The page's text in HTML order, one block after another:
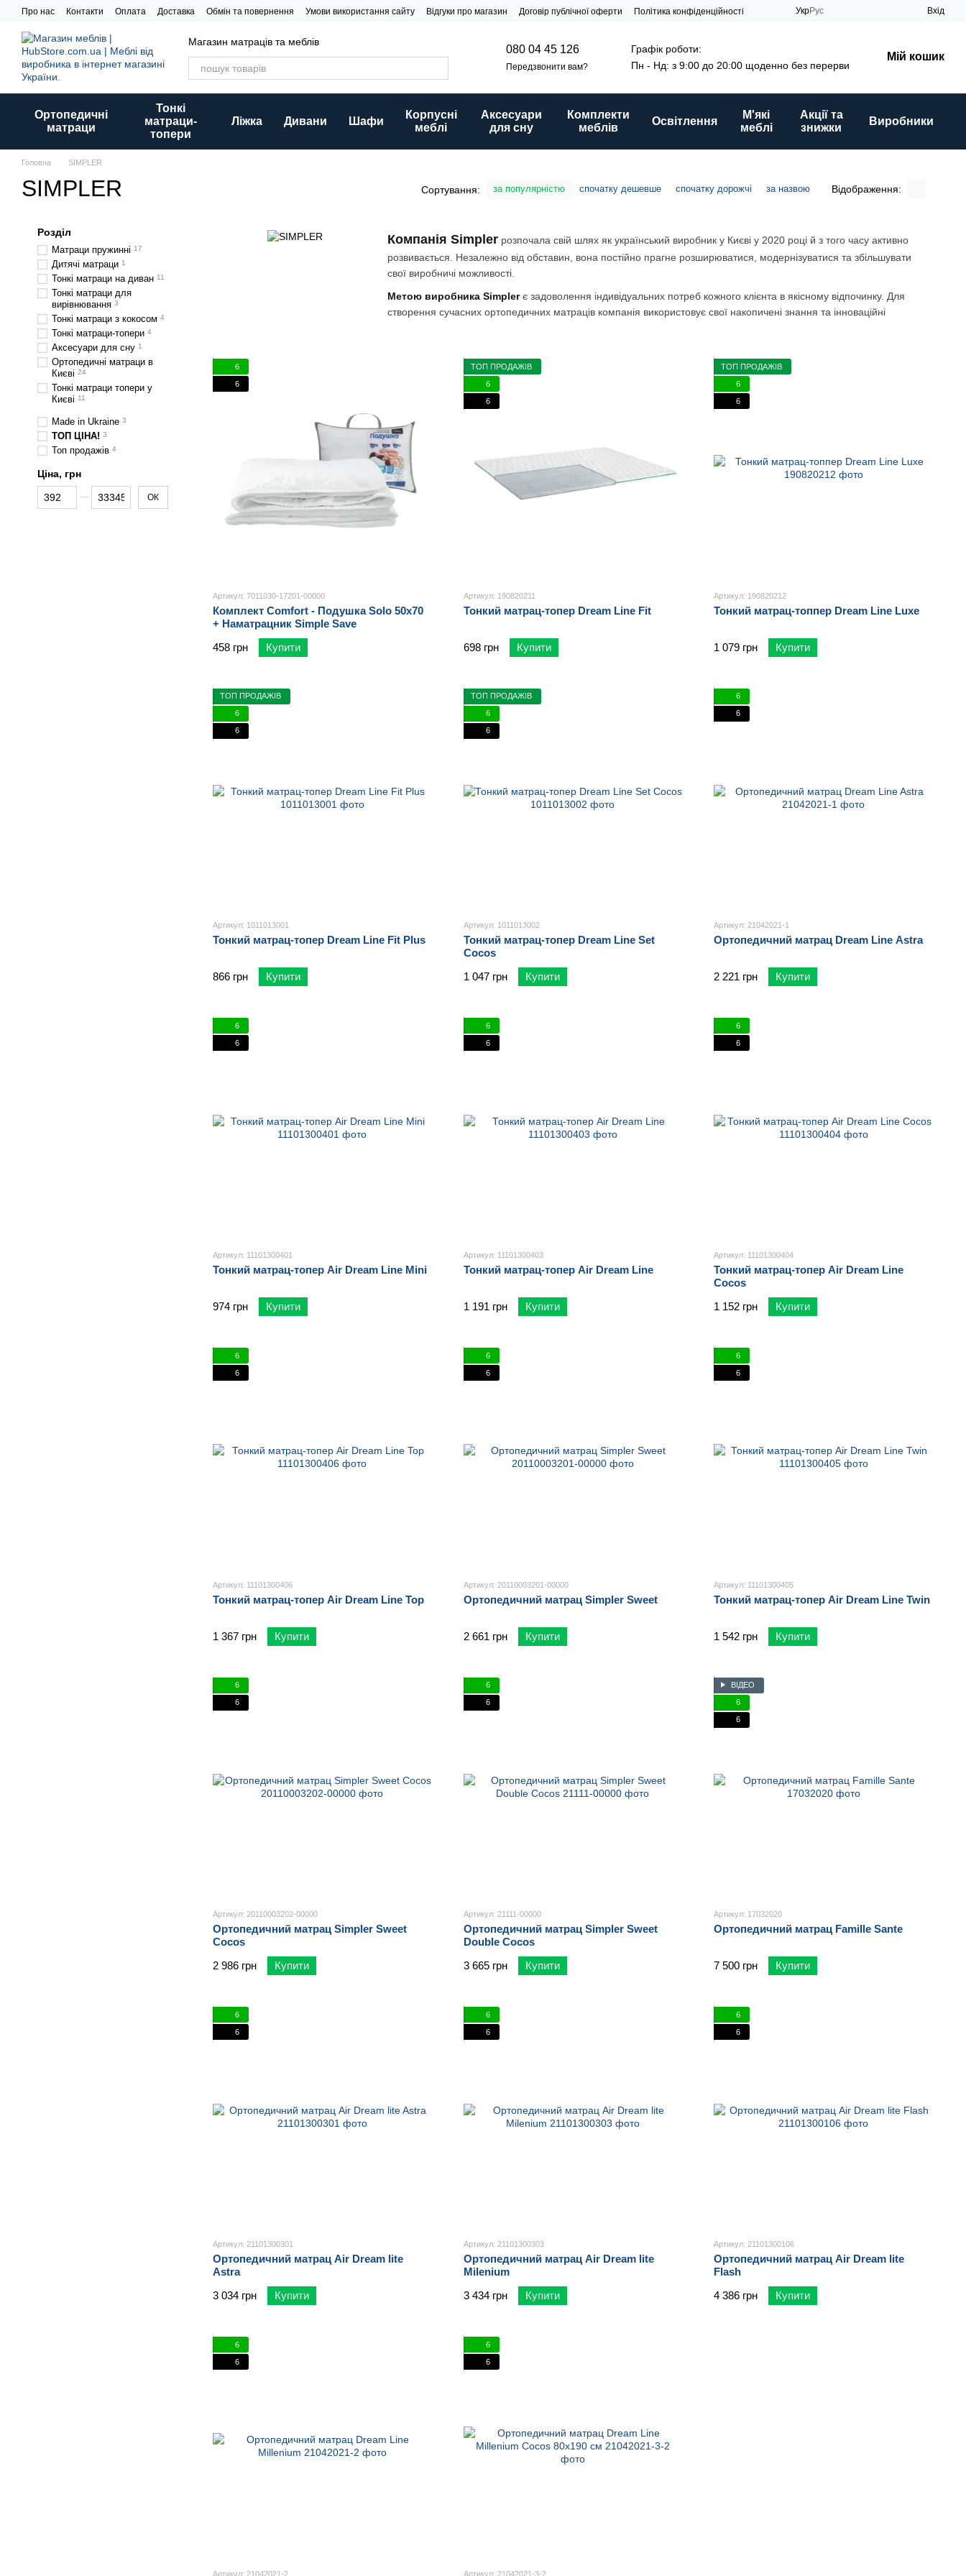
Перейти до основного контенту
Про нас Контакти Оплата Доставка Обмін та повернення Умови використання сайту Відгуки про магазин Договір публічної оферти Політика конфіденційності УкрРус Вхід
Магазин матраців та меблів
080 04 45 126
Передзвонити вам?
Графік роботи:
Пн - Нд: з 9:00 до 20:00 щоденно без перерви
Мій кошик
Ортопедичні
матраци
Тонкі
матраци-
топери
Ліжка Дивани Шафи
Корпусні
меблі
Аксесуари
для сну
Комплекти
меблів
Освітлення
М'які
меблі
Акції та
знижки
Виробники
Головна SIMPLER
SIMPLER Сортування: за популярністю спочатку дешевше спочатку дорожчі за назвою Відображення:
Компанія Simpler розпочала свій шлях як український виробник у Києві у 2020 році й з того часу активно
розвивається. Незалежно від обставин, вона постійно прагне розширюватися, модернізуватися та збільшувати
свої виробничі можливості.
Метою виробника Simpler є задоволення індивідуальних потреб кожного клієнта в якісному відпочинку. Для
створення сучасних ортопедичних матраців компанія використовує свої накопичені знання та інноваційні
6
6
Артикул: 7011030-17201-00000
Комплект Comfort - Подушка Solo 50x70
+ Наматрацник Simple Save
458 грн
Купити
ТОП ПРОДАЖІВ
6
6
Артикул: 190820211
Тонкий матрац-топер Dream Line Fit
698 грн Купити
ТОП ПРОДАЖІВ
6
6
Артикул: 190820212
Тонкий матрац-топпер Dream Line Luxe
1 079 грн Купити
ТОП ПРОДАЖІВ
6
6
Артикул: 1011013001
Тонкий матрац-топер Dream Line Fit Plus
866 грн Купити
ТОП ПРОДАЖІВ
6
6
Артикул: 1011013002
Тонкий матрац-топер Dream Line Set
Cocos
1 047 грн
Купити
6
6
Артикул: 21042021-1
Ортопедичний матрац Dream Line Astra
2 221 грн Купити
6
6
Артикул: 11101300401
Тонкий матрац-топер Air Dream Line Mini
974 грн Купити
6
6
Артикул: 11101300403
Тонкий матрац-топер Air Dream Line
1 191 грн Купити
6
6
Артикул: 11101300404
Тонкий матрац-топер Air Dream Line
Cocos
1 152 грн
Купити
6
6
Артикул: 11101300406
Тонкий матрац-топер Air Dream Line Top
1 367 грн Купити
6
6
Артикул: 20110003201-00000
Ортопедичний матрац Simpler Sweet
2 661 грн Купити
6
6
Артикул: 11101300405
Тонкий матрац-топер Air Dream Line Twin
1 542 грн Купити
6
6
Артикул: 20110003202-00000
Ортопедичний матрац Simpler Sweet
Cocos
2 986 грн
Купити
6
6
Артикул: 21111-00000
Ортопедичний матрац Simpler Sweet
Double Cocos
3 665 грн
Купити
ВІДЕО
6
6
Артикул: 17032020
Ортопедичний матрац Famille Sante
7 500 грн Купити
6
6
Артикул: 21101300301
Ортопедичний матрац Air Dream lite
Astra
3 034 грн
Купити
6
6
Артикул: 21101300303
Ортопедичний матрац Air Dream lite
Milenium
3 434 грн
Купити
6
6
Артикул: 21101300106
Ортопедичний матрац Air Dream lite
Flash
4 386 грн
Купити
6
6
Артикул: 21042021-2
6
6
Артикул: 21042021-3-2
Розділ
Матраци пружинні 17
Дитячі матраци 1
Тонкі матраци на диван 11
Тонкі матраци для
вирівнювання 3
Тонкі матраци з кокосом 4
Тонкі матраци-топери 4
Аксесуари для сну 1
Ортопедичні матраци в
Києві 24
Тонкі матраци топери у
Києві 11
Made in Ukraine 3
ТОП ЦІНА! 3
Топ продажів 4
Ціна, грн
Від Ціна, грн
До Ціна, грн ОК